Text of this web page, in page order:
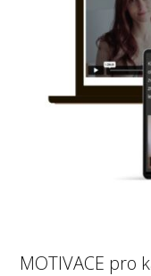
MOTIVACE pro